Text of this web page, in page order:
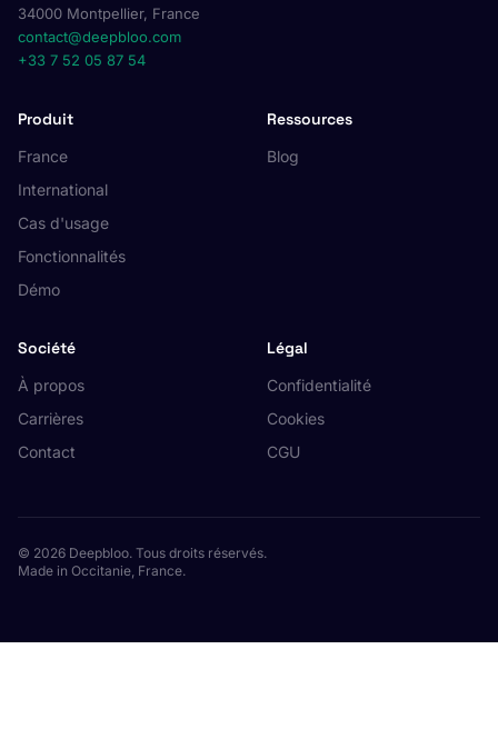
34000 Montpellier, France
contact@deepbloo.com
+33 7 52 05 87 54
Produit
France
International
Cas d'usage
Fonctionnalités
Démo
Ressources
Blog
Société
À propos
Carrières
Contact
Légal
Confidentialité
Cookies
CGU
© 2026 Deepbloo. Tous droits réservés.
Made in Occitanie, France.